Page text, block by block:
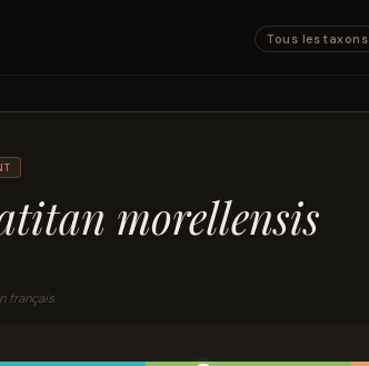
Tous les taxons
morellensis
français.